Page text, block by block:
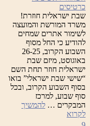
כרטיסים
שבת ישראלית חוזרת!
משרד המורשת והמועצה
לשימור אתרים שמחים
להודיע כי החל מסוף
השבוע הקרוב, 26-25
באוגוסט, מיזם שבת
ישראלית חוזר תחת השם
“שישי שבת ישראלי” בואו
בסוף השבוע הקרוב, ובכל
סוף שבוע, למרכז
המבקרים … להמשיך
לקרוא